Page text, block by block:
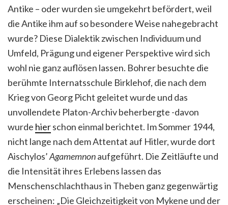
Antike – oder wurden sie umgekehrt befördert, weil
die Antike ihm auf so besondere Weise nahegebracht
wurde? Diese Dialektik zwischen Individuum und
Umfeld, Prägung und eigener Perspektive wird sich
wohl nie ganz auflösen lassen. Bohrer besuchte die
berühmte Internatsschule Birklehof, die nach dem
Krieg von Georg Picht geleitet wurde und das
unvollendete Platon-Archiv beherbergte -davon
wurde hierschon einmal berichtet. Im Sommer 1944,
nicht lange nach dem Attentat auf Hitler, wurde dort
Aischylos’Agamemnonaufgeführt. Die Zeitläufte und
die Intensität ihres Erlebens lassen das
Menschenschlachthaus in Theben ganz gegenwärtig
erscheinen: „Die Gleichzeitigkeit von Mykene und der